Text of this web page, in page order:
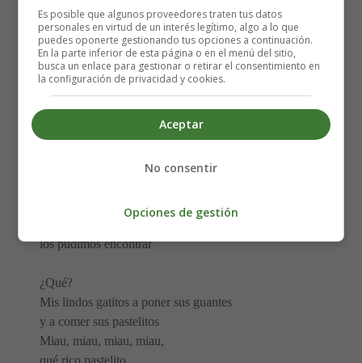
Oh, mami, mami, nuestros guantes
no podemos encontrar
¿Qué?
Traviesos gatitos, a buscar sus guantes
o se quedan sin pastel
Oh, miau, miau, miau, miau
los pudimos encontrar
¿Qué?
Mis lindos gatitos a poner sus guantes
y a comer sus pastelitos
Miau, miau, miau, miau,
Es posible que algunos proveedores traten tus datos
personales en virtud de un interés legítimo, algo a lo que
puedes oponerte gestionando tus opciones a continuación.
En la parte inferior de esta página o en el menú del sitio,
busca un enlace para gestionar o retirar el consentimiento en
la configuración de privacidad y cookies.
Aceptar
No consentir
Opciones de gestión